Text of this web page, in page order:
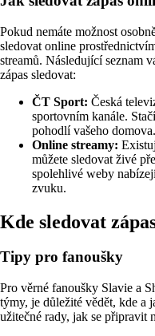
Pokud nemáte možnost
sledovat online
streamů. Následující seznam
zápas sledovat:
ČT Sport: Česká
sportovním kanále.
pohodlí vašeho domova.
Online streamy:
můžete sledovat živé
spolehlivé weby
zvuku.
Kde sledovat
Tipy pro fanoušky
Pro věrné fanoušky Slavie a
týmy, je důležité vědět, kde a
užitečné rady, jak se připravit